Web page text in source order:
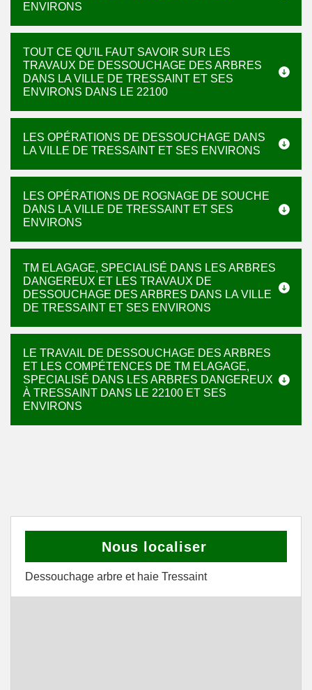
ENVIRONS
TOUT CE QU'IL FAUT SAVOIR SUR LES
TRAVAUX DE DESSOUCHAGE DES ARBRES
DANS LA VILLE DE TRESSAINT ET SES
ENVIRONS DANS LE 22100
LES OPÉRATIONS DE DESSOUCHAGE DANS
LA VILLE DE TRESSAINT ET SES ENVIRONS
LES OPÉRATIONS DE ROGNAGE DE SOUCHE
DANS LA VILLE DE TRESSAINT ET SES
ENVIRONS
TM ELAGAGE, SPECIALISÉ DANS LES ARBRES
DANGEREUX ET LES TRAVAUX DE
DESSOUCHAGE DES ARBRES DANS LA VILLE
DE TRESSAINT ET SES ENVIRONS
LE TRAVAIL DE DESSOUCHAGE DES ARBRES
ET LES COMPÉTENCES DE TM ELAGAGE,
SPECIALISÉ DANS LES ARBRES DANGEREUX
À TRESSAINT DANS LE 22100 ET SES
ENVIRONS
Nous localiser
Dessouchage arbre et haie Tressaint